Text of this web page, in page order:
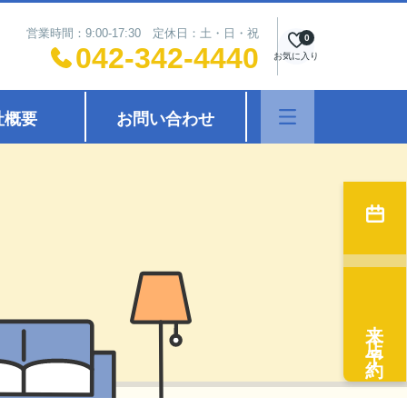
営業時間：9:00-17:30 定休日：土・日・祝
042-342-4440 お気に入り
0
概要 お問い合わせ
来店予約